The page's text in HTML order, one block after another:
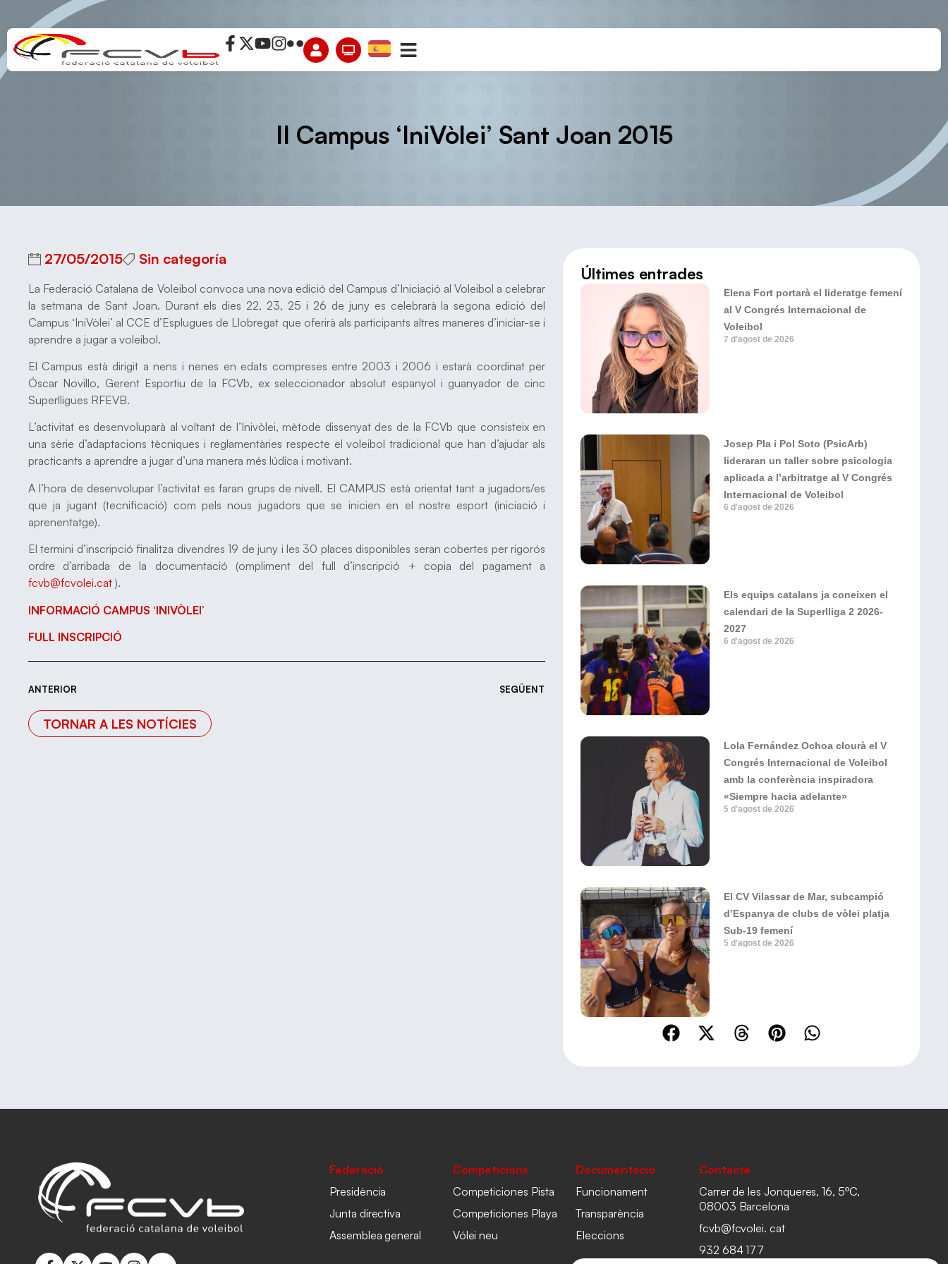
II Campus ‘IniVòlei’ Sant Joan 2015
27/05/2015 Sin categoría
La Federació Catalana de Voleibol convoca una nova edició del Campus d’Iniciació al Voleibol a celebrar
la setmana de Sant Joan. Durant els dies 22, 23, 25 i 26 de juny es celebrarà la segona edició del
Campus ‘IniVòlei’ al CCE d’Esplugues de Llobregat que oferirà als participants altres maneres d’iniciar-se i
aprendre a jugar a voleibol.
El Campus està dirigit a nens i nenes en edats compreses entre 2003 i 2006 i estarà coordinat per
Óscar Novillo, Gerent Esportiu de la FCVb, ex seleccionador absolut espanyol i guanyador de cinc
Superlligues RFEVB.
L’activitat es desenvoluparà al voltant de l’Inivòlei, mètode dissenyat des de la FCVb que consisteix en
una sèrie d’adaptacions tècniques i reglamentàries respecte el voleibol tradicional que han d’ajudar als
practicants a aprendre a jugar d’una manera més lúdica i motivant.
A l’hora de desenvolupar l’activitat es faran grups de nivell. El CAMPUS està orientat tant a jugadors/es
que ja jugant (tecnificació) com pels nous jugadors que se inicien en el nostre esport (iniciació i
aprenentatge).
El termini d’inscripció finalitza divendres 19 de juny i les 30 places disponibles seran cobertes per rigorós
ordre d’arribada de la documentació (ompliment del full d’inscripció + copia del pagament a
fcvb@fcvolei.cat ).
INFORMACIÓ CAMPUS ‘INIVÒLEI’
FULL INSCRIPCIÓ
ANTERIOR SEGÜENT
TORNAR A LES NOTÍCIES
Últimes entrades
Elena Fort portarà el lideratge femení
al V Congrés Internacional de
Voleibol
7 d'agost de 2026
Josep Pla i Pol Soto (PsicArb)
lideraran un taller sobre psicologia
aplicada a l’arbitratge al V Congrés
Internacional de Voleibol
6 d'agost de 2026
Els equips catalans ja coneixen el
calendari de la Superlliga 2 2026-
2027
6 d'agost de 2026
Lola Fernández Ochoa clourà el V
Congrés Internacional de Voleibol
amb la conferència inspiradora
«Siempre hacia adelante»
5 d'agost de 2026
El CV Vilassar de Mar, subcampió
d’Espanya de clubs de vòlei platja
Sub-19 femení
5 d'agost de 2026
Federació
Presidència
Junta directiva
Assemblea general
Competicions
Competiciones Pista
Competiciones Playa
Vólei neu
Documentacio
Funcionament
Transparència
Eleccions
Contacte
Carrer de les Jonqueres, 16, 5ºC,
08003 Barcelona
fcvb@fcvolei. cat
932 684 177